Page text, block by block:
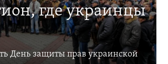
где украинцы
День защиты прав украинской